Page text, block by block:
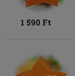
1 590 Ft